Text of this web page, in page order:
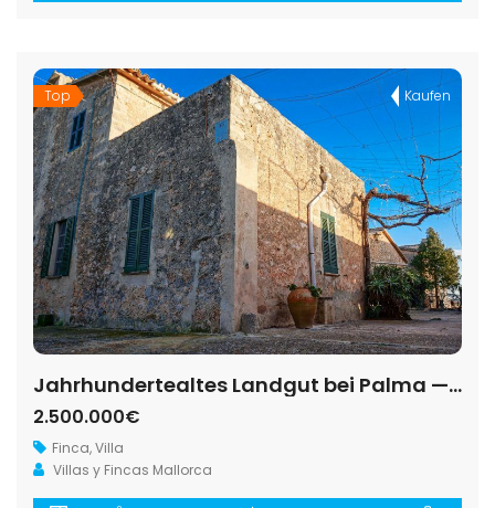
Top Kaufen
Jahrhundertealtes Landgut bei Palma — 1.144 m², 14 ha und 6 historische Gebäude
2.500.000€
Finca,Villa
Villas y Fincas Mallorca